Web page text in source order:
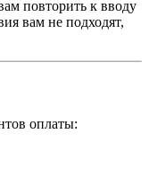
повторить к вводу
вам не подходят,
оплаты: